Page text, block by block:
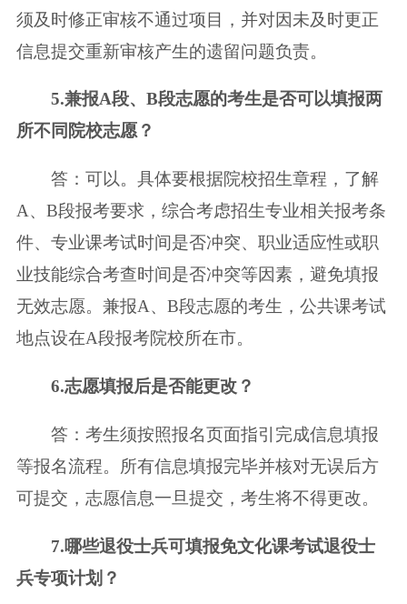
须及时修正审核不通过项目，并对因未及时更正
信息提交重新审核产生的遗留问题负责。
5.兼报A段、B段志愿的考生是否可以填报两
所不同院校志愿？
答：可以。具体要根据院校招生章程，了解
A、B段报考要求，综合考虑招生专业相关报考条
件、专业课考试时间是否冲突、职业适应性或职
业技能综合考查时间是否冲突等因素，避免填报
无效志愿。兼报A、B段志愿的考生，公共课考试
地点设在A段报考院校所在市。
6.志愿填报后是否能更改？
答：考生须按照报名页面指引完成信息填报
等报名流程。所有信息填报完毕并核对无误后方
可提交，志愿信息一旦提交，考生将不得更改。
7.哪些退役士兵可填报免文化课考试退役士
兵专项计划？